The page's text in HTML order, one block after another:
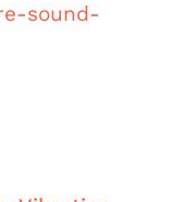
sound-